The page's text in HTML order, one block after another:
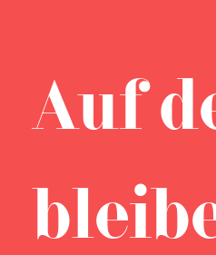
Auf